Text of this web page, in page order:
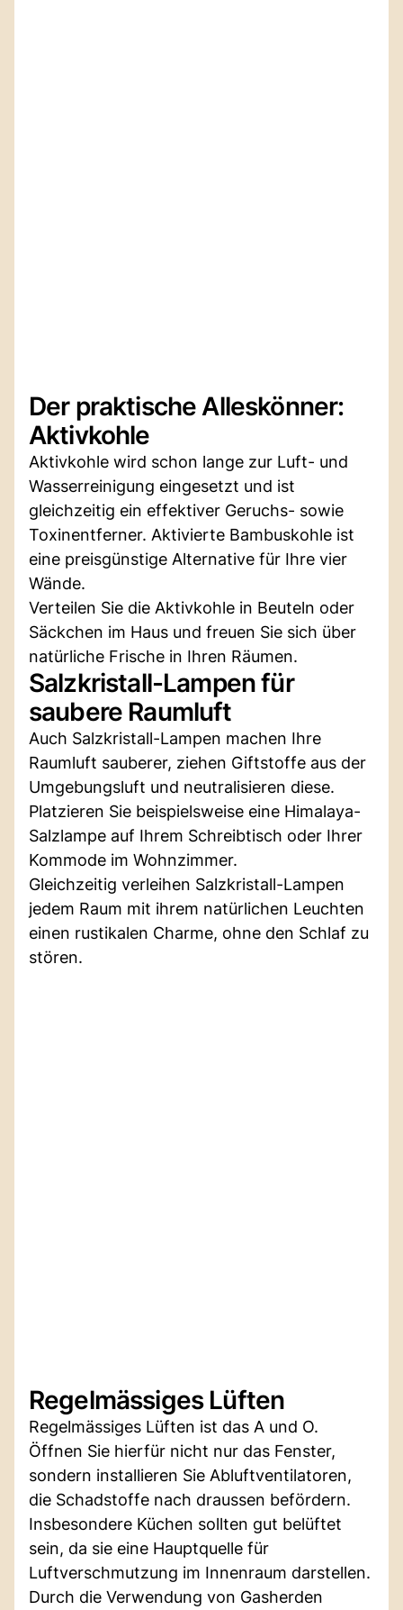
Der praktische Alleskönner:
Aktivkohle
Aktivkohle wird schon lange zur Luft- und
Wasserreinigung eingesetzt und ist
gleichzeitig ein effektiver Geruchs- sowie
Toxinentferner. Aktivierte Bambuskohle ist
eine preisgünstige Alternative für Ihre vier
Wände.
Verteilen Sie die Aktivkohle in Beuteln oder
Säckchen im Haus und freuen Sie sich über
natürliche Frische in Ihren Räumen.
Salzkristall-Lampen für
saubere Raumluft
Auch Salzkristall-Lampen machen Ihre
Raumluft sauberer, ziehen Giftstoffe aus der
Umgebungsluft und neutralisieren diese.
Platzieren Sie beispielsweise eine Himalaya-
Salzlampe auf Ihrem Schreibtisch oder Ihrer
Kommode im Wohnzimmer.
Gleichzeitig verleihen Salzkristall-Lampen
jedem Raum mit ihrem natürlichen Leuchten
einen rustikalen Charme, ohne den Schlaf zu
stören.
Regelmässiges Lüften
Regelmässiges Lüften ist das A und O.
Öffnen Sie hierfür nicht nur das Fenster,
sondern installieren Sie Abluftventilatoren,
die Schadstoffe nach draussen befördern.
Insbesondere Küchen sollten gut belüftet
sein, da sie eine Hauptquelle für
Luftverschmutzung im Innenraum darstellen.
Durch die Verwendung von Gasherden